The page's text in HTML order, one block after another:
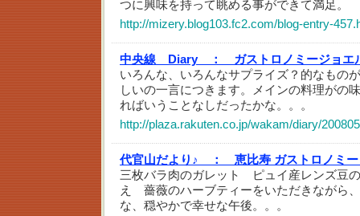
つに興味を持って眺める事ができて満足。
http://mizery.blog103.fc2.com/blog-entry-
中央線 Diary ：
ガストロノミージョ
いろんな、いろんなサプライズ？的なもの
しいの一言につきます。メインの料理がの
ればいうことなしだったかな。。。
http://plaza.rakuten.co.jp/wakam/diary/
代官山だより♪ ：
恵比寿 ガストロノミ
三枚バラ肉のガレット ピュイ産レンズ豆
え 薔薇のハーブティーをいただきながら
な、穏やかで幸せな午後。。。